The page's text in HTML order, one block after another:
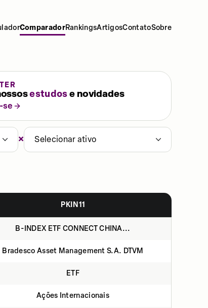
ComparadorRankingsArtigosContatoSobre
estudose novidades
se
× Selecionar ativo
PKIN11
B-INDEX ETF CONNECT CHINA...
Bradesco Asset Management S.A. DTVM
ETF
Ações Internacionais